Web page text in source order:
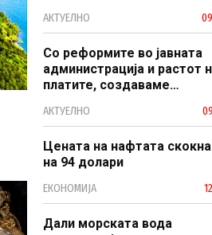
наследство
АКТУЕЛНО
Со реформите во јавната
администрација и растот
платите, создаваме
модерен јавен сектор
АКТУЕЛНО
Цената на нафтата скокна
на 94 долари
ЕКОНОМИЈА
Дали морската вода